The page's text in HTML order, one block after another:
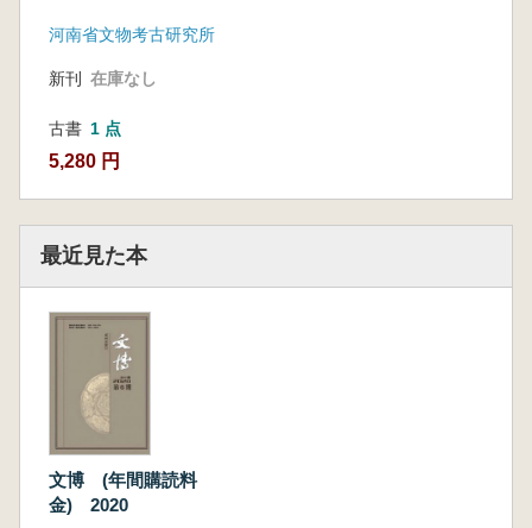
河南省文物考古研究所
新刊 在庫なし
古書 1 点
5,280 円
最近見た本
文博 (年間購読料
金) 2020